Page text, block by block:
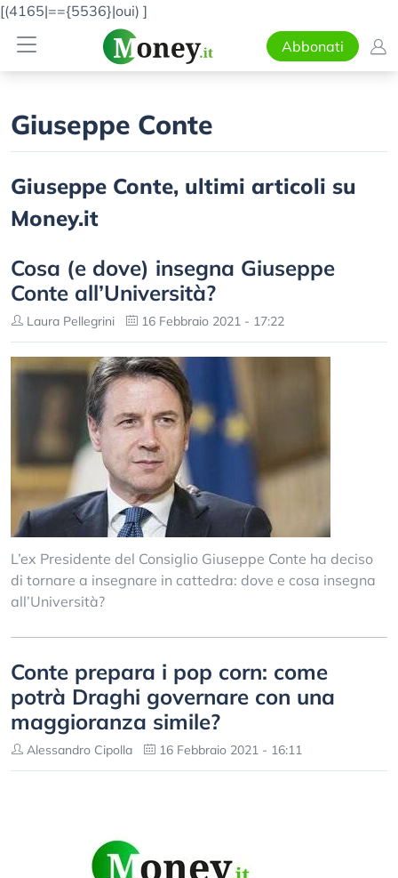
[(4165|=={5536}|oui) ]
Abbonati
Giuseppe Conte
Giuseppe Conte, ultimi articoli su
Money.it
Cosa (e dove) insegna Giuseppe
Conte all’Università?
Laura Pellegrini 16 Febbraio 2021 - 17:22
L’ex Presidente del Consiglio Giuseppe Conte ha deciso
di tornare a insegnare in cattedra: dove e cosa insegna
all’Università?
Conte prepara i pop corn: come
potrà Draghi governare con una
maggioranza simile?
Alessandro Cipolla 16 Febbraio 2021 - 16:11